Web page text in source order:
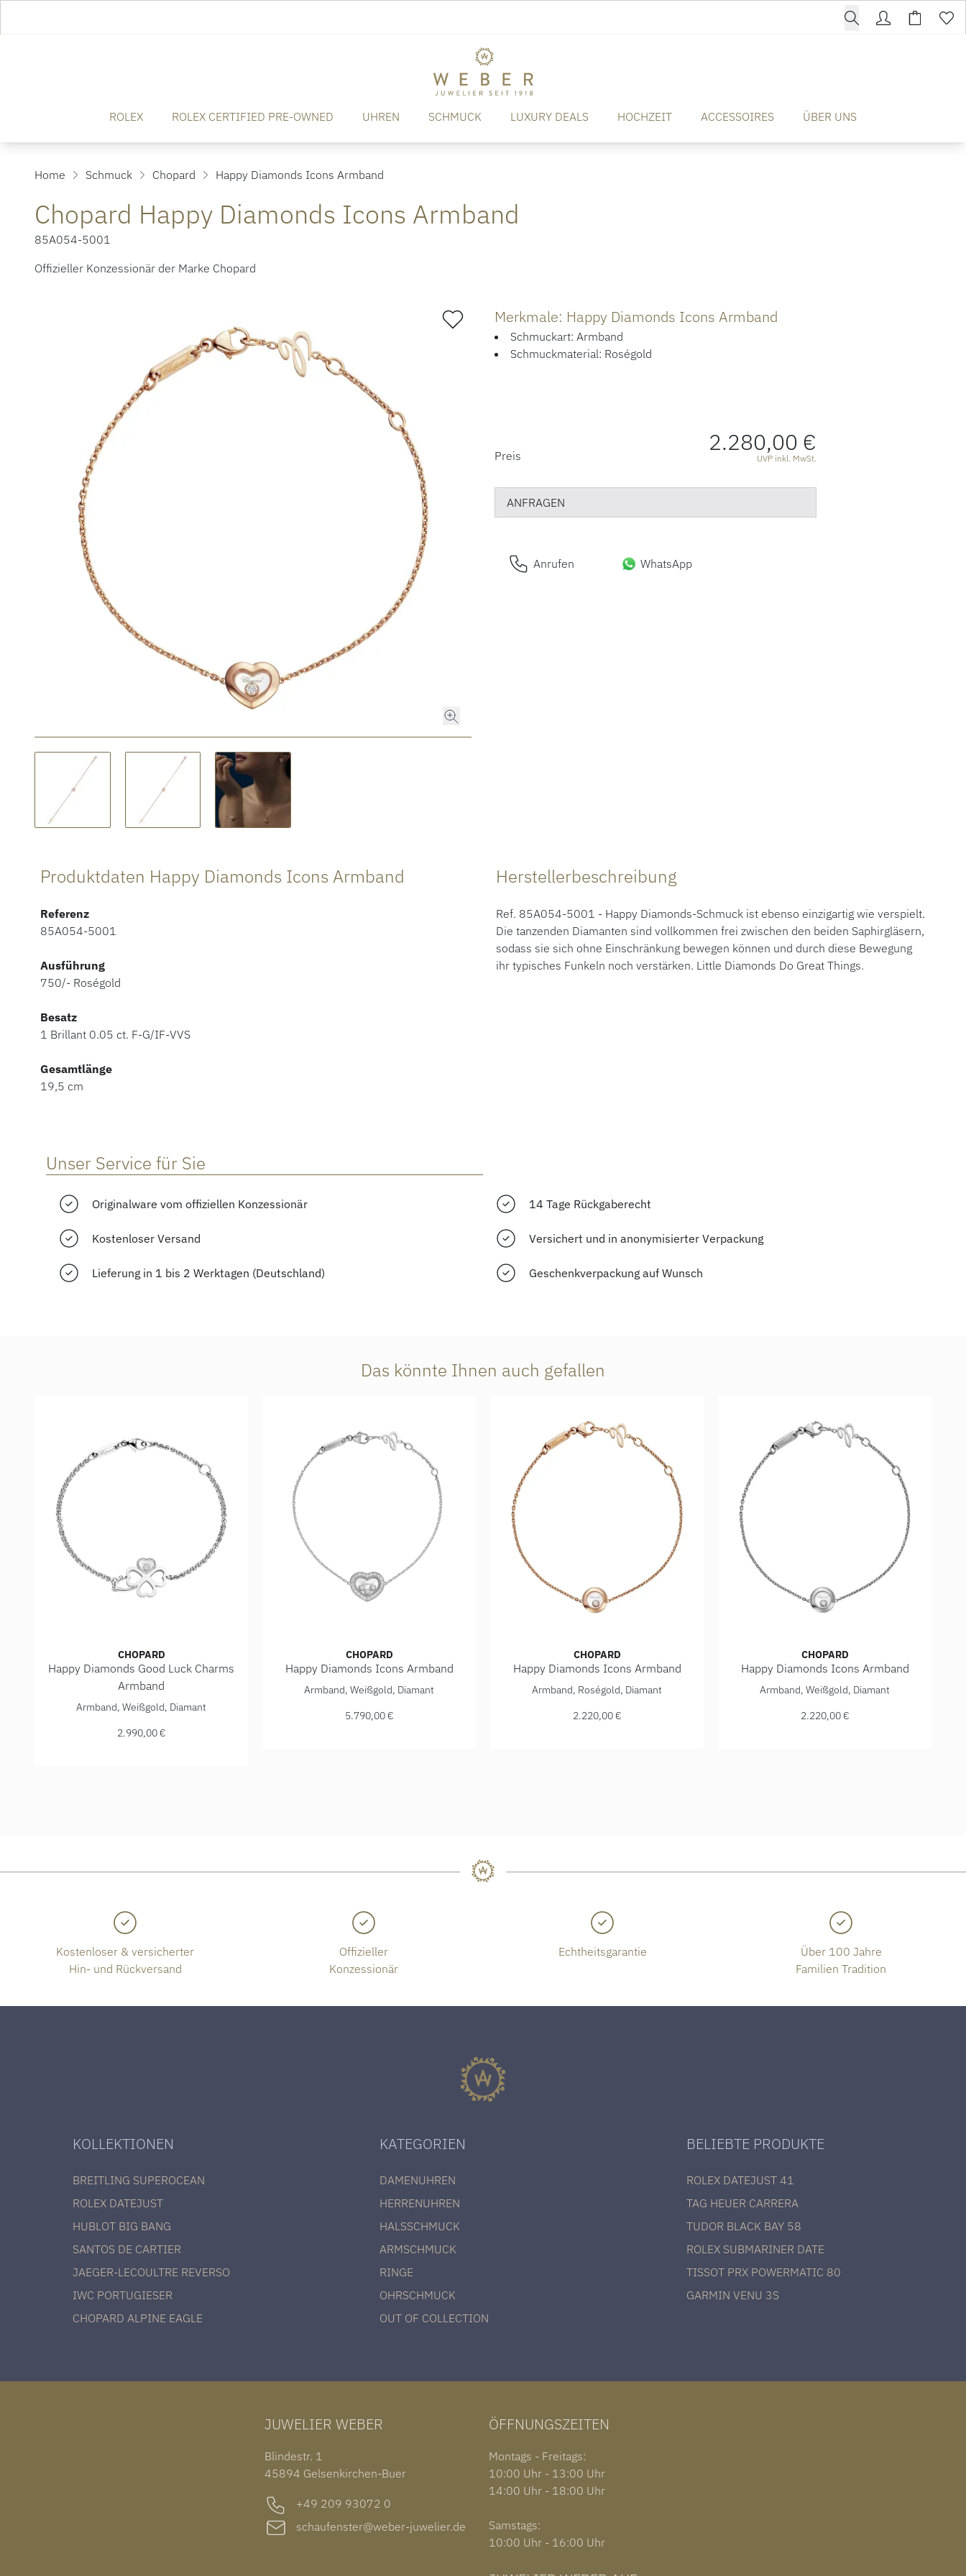
ROLEX ROLEX CERTIFIED PRE-OWNED UHREN SCHMUCK LUXURY DEALS HOCHZEIT ACCESSOIRES ÜBER UNS
Home Schmuck Chopard Happy Diamonds Icons Armband
Chopard Happy Diamonds Icons Armband
85A054-5001
Offizieller Konzessionär der Marke Chopard
Merkmale: Happy Diamonds Icons Armband
Schmuckart: Armband
Schmuckmaterial: Roségold
PREISINFORMATIONEN
Preis 2.280,00 €
UVP inkl. MwSt.
ANFRAGEN
Anrufen WhatsApp
Produktdaten Happy Diamonds Icons Armband
Referenz
85A054-5001
Ausführung
750/- Roségold
Besatz
1 Brillant 0.05 ct. F-G/IF-VVS
Gesamtlänge
19,5 cm
Herstellerbeschreibung
Ref. 85A054-5001 - Happy Diamonds-Schmuck ist ebenso einzigartig wie verspielt.
Die tanzenden Diamanten sind vollkommen frei zwischen den beiden Saphirgläsern,
sodass sie sich ohne Einschränkung bewegen können und durch diese Bewegung
ihr typisches Funkeln noch verstärken. Little Diamonds Do Great Things.
Unser Service für Sie
Originalware vom offiziellen Konzessionär 14 Tage Rückgaberecht
Kostenloser Versand Versichert und in anonymisierter Verpackung
Lieferung in 1 bis 2 Werktagen (Deutschland) Geschenkverpackung auf Wunsch
Das könnte Ihnen auch gefallen
CHOPARD
Happy Diamonds Good Luck Charms
Armband
Chopard Happy Diamonds Good Luck Charms Armband, Ref: 857862-1001, Preis: 2.990,00 €
Armband, Weißgold, Diamant
2.990,00 €
CHOPARD
Happy Diamonds Icons Armband
Chopard Happy Diamonds Icons Armband, Ref: 85A611-1201, Preis: 5.790,00 €
Armband, Weißgold, Diamant
5.790,00 €
CHOPARD
Happy Diamonds Icons Armband
Chopard Happy Diamonds Icons Armband, Ref: 85A017-5001, Preis: 2.220,00 €
Armband, Roségold, Diamant
2.220,00 €
CHOPARD
Happy Diamonds Icons Armband
Chopard Happy Diamonds Icons Armband,
Armband, Weißgold, Diamant
2.220,00 €
Kostenloser & versicherter
Hin- und Rückversand
Offizieller
Konzessionär
Echtheitsgarantie
Über 100 Jahre
Familien Tradition
KOLLEKTIONEN
BREITLING SUPEROCEAN
ROLEX DATEJUST
HUBLOT BIG BANG
SANTOS DE CARTIER
JAEGER-LECOULTRE REVERSO
IWC PORTUGIESER
CHOPARD ALPINE EAGLE
KATEGORIEN
DAMENUHREN
HERRENUHREN
HALSSCHMUCK
ARMSCHMUCK
RINGE
OHRSCHMUCK
OUT OF COLLECTION
BELIEBTE PRODUKTE
ROLEX DATEJUST 41
TAG HEUER CARRERA
TUDOR BLACK BAY 58
ROLEX SUBMARINER DATE
TISSOT PRX POWERMATIC 80
GARMIN VENU 3S
JUWELIER WEBER
Blindestr. 1
45894 Gelsenkirchen-Buer
+49 209 93072 0
schaufenster@weber-juwelier.de
ÖFFNUNGSZEITEN
Montags - Freitags:
10:00 Uhr - 13:00 Uhr
14:00 Uhr - 18:00 Uhr
Samstags:
10:00 Uhr - 16:00 Uhr